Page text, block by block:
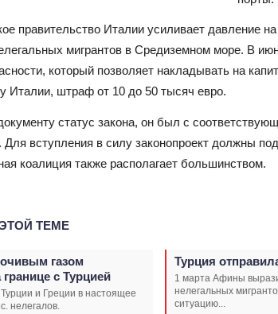
правительство Италии усиливает давление на
мигрантов в Средиземном море. В
, который позволяет накладывать на
Италии, штраф от 10 до 50 тысяч евро.
статус закона, он был с
Для вступления в силу законопроект должны
коалиция также располагает большинством.
ТЕМЕ
газом
с Турцией
и Греции в настоящее
нелегалов.
Турция
1 марта Афины
нелегальных
ситуацию...